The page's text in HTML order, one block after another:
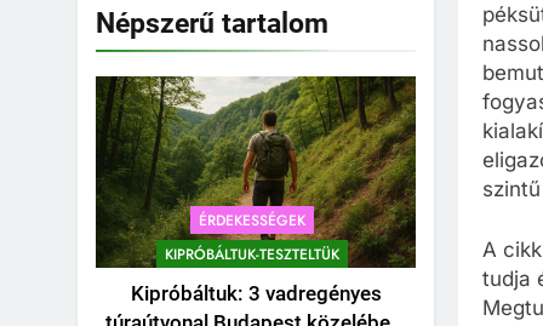
Népszerű tartalom
ÉRDEKESSÉGEK
KIPRÓBÁLTUK-TESZTELTÜK
Kipróbáltuk: 3 vadregényes
A
tudja